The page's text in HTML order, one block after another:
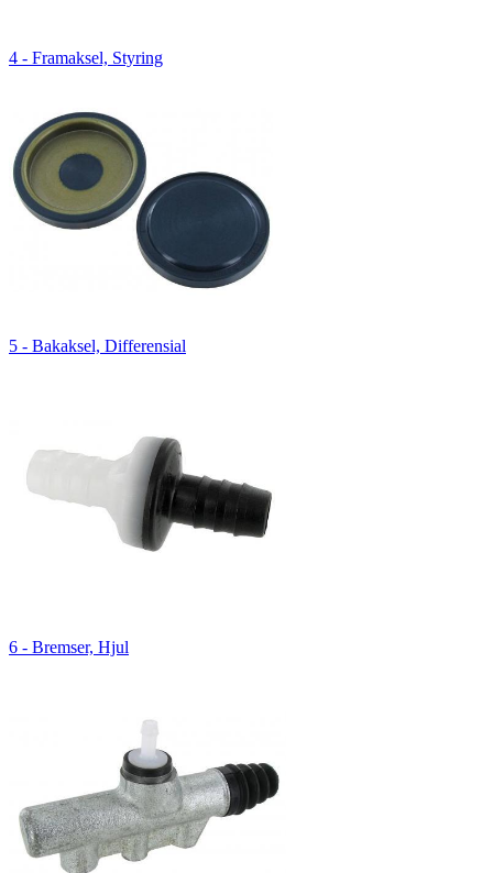
4 - Framaksel, Styring
5 - Bakaksel, Differensial
6 - Bremser, Hjul